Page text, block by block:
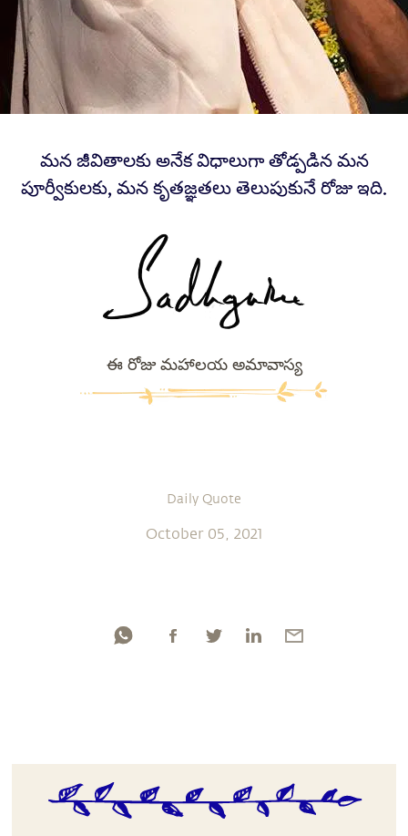
మన జీవితాలకు అనేక విధాలుగా తోడ్పడిన మన
పూర్వీకులకు, మన కృతజ్ఞతలు తెలుపుకునే రోజు ఇది.
ఈ రోజు మహాలయ అమావాస్య
Daily Quote
October 05, 2021